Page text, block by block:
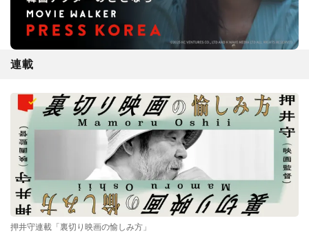
連載
押井守連載「裏切り映画の愉しみ方」